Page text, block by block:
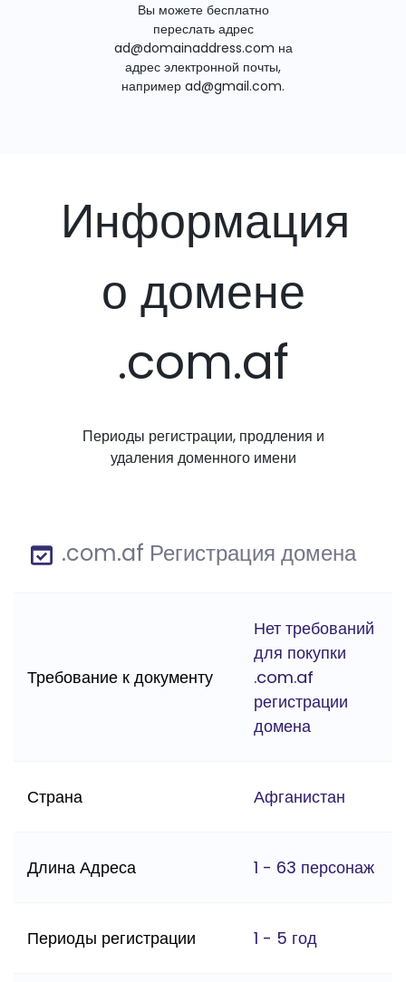
Вы можете бесплатно
переслать адрес
ad@domainaddress.com на
адрес электронной почты,
например ad@gmail.com.
Информация
о домене
.com.af
Периоды регистрации, продления и
удаления доменного имени
.com.af Регистрация домена
Требование к документу
Нет требований
для покупки
.com.af
регистрации
домена
Страна Афганистан
Длина Адреса 1 - 63 персонаж
Периоды регистрации 1 - 5 год